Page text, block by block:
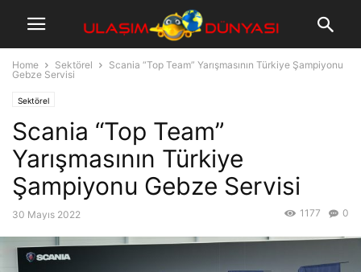
Home Sektörel
Scania “Top Team” Yarışmasının Türkiye Şampiyonu
Gebze Servisi
Sektörel
Scania “Top Team”
Yarışmasının Türkiye
Şampiyonu Gebze Servisi
30 Mayıs 2022 0
1177